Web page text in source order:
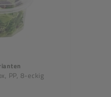
PP, 8-eckig